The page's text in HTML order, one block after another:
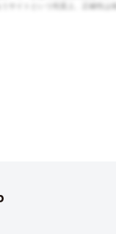
サイトという性質上、正確性は